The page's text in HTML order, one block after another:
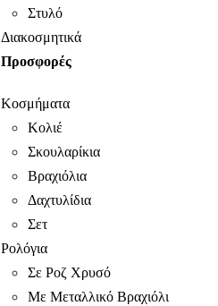
Στυλό
Διακοσμητικά
Προσφορές
Κοσμήματα
Κολιέ
Σκουλαρίκια
Βραχιόλια
Δαχτυλίδια
Σετ
Ρολόγια
Σε Ροζ Χρυσό
Με Μεταλλικό Βραχιόλι